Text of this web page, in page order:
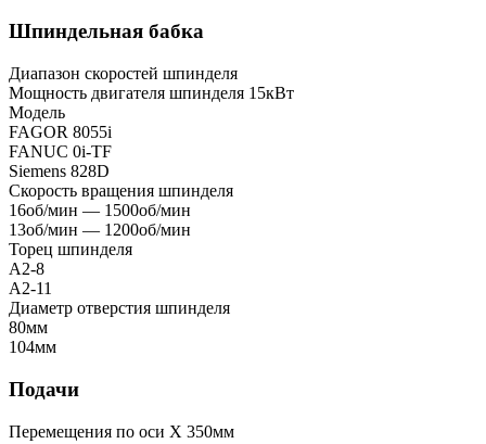
Шпиндельная бабка
Диапазон скоростей шпинделя
Мощность двигателя шпинделя 15кВт
Модель
FAGOR 8055i
FANUC 0i-TF
Siemens 828D
Скорость вращения шпинделя
16об/мин — 1500об/мин
13об/мин — 1200об/мин
Торец шпинделя
A2-8
A2-11
Диаметр отверстия шпинделя
80мм
104мм
Подачи
Перемещения по оси X 350мм